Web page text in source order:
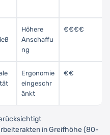
Höhere
Anschaffu
ng
€€€€
Ergonomie
eingeschr
änkt
€€
in Greifhöhe (80-